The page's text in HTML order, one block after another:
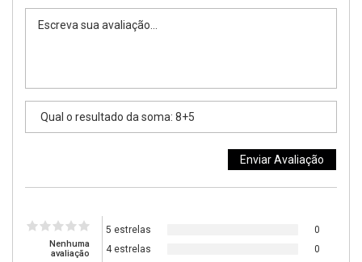
Nenhuma
avaliação
5 estrelas
0
4 estrelas
0